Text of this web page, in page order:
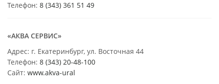
Телефон: 8 (343) 361 51 49
«АКВА СЕРВИС»
Адрес: г. Екатеринбург, ул. Восточная 44
Телефон: 8 (343) 20-48-100
Сайт: www.akva-ural